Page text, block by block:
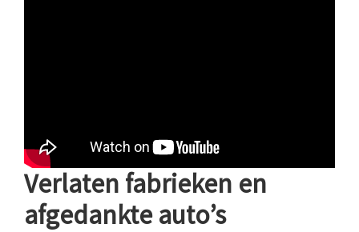
Verlaten fabrieken en
afgedankte auto’s